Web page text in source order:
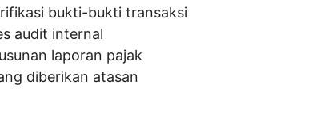
bukti-bukti transaksi
audit internal
laporan pajak
diberikan atasan